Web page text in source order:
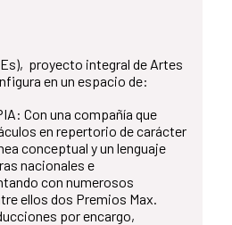
proyecto integral de Artes
en un espacio de:
Con una compañía que
en repertorio de carácter
conceptual y un lenguaje
nacionales e
con numerosos
ellos dos Premios Max.
por encargo,